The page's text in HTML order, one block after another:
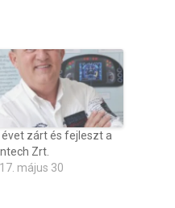
évet zárt és fejleszt a
Zrt.
május 30